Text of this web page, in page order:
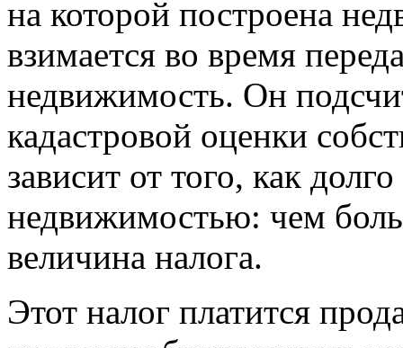
на которой построена
взимается во время
недвижимость. Он
кадастровой оценки
зависит от того, как
недвижимостью: чем
величина налога.
Этот налог платится